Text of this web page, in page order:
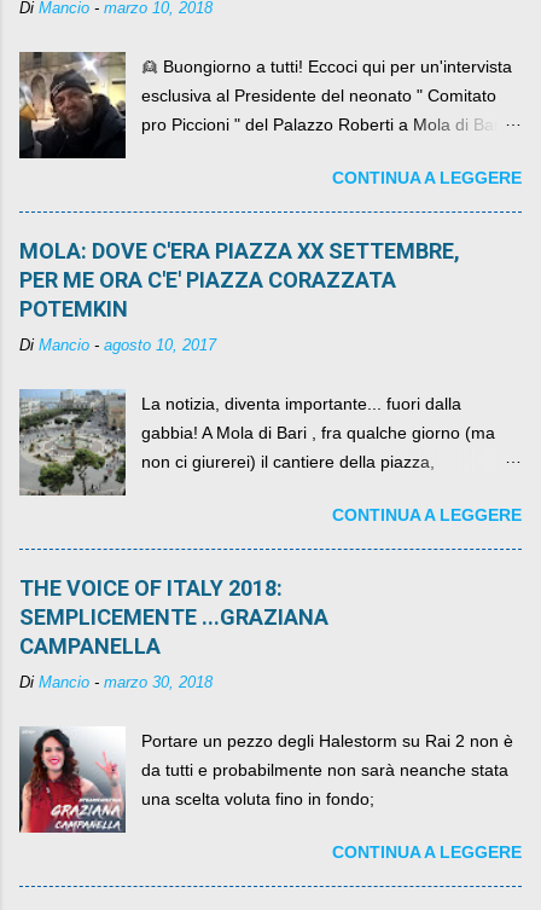
Di Mancio - marzo 10, 2018
👱 Buongiorno a tutti! Eccoci qui per un'intervista
esclusiva al Presidente del neonato " Comitato
pro Piccioni " del Palazzo Roberti a Mola di Bari ,
come definirlo... signor?....CONTINUA A LEGGERE
MOLA: DOVE C'ERA PIAZZA XX SETTEMBRE,
PER ME ORA C'E' PIAZZA CORAZZATA
POTEMKIN
Di Mancio - agosto 10, 2017
La notizia, diventa importante... fuori dalla
gabbia! A Mola di Bari , fra qualche giorno (ma
non ci giurerei) il cantiere della piazza,
per un numero esorbitante di mesi, non ci sarà
più. C'era una volta Piazza XX Settembre ,
CONTINUA A LEGGERE
THE VOICE OF ITALY 2018:
SEMPLICEMENTE ...GRAZIANA
CAMPANELLA
Di Mancio - marzo 30, 2018
Portare un pezzo degli Halestorm su Rai 2 non è
da tutti e probabilmente non sarà neanche stata
una scelta voluta fino in fondo;
CONTINUA A LEGGERE